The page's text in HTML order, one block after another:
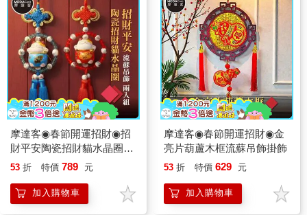
摩達客◉春節開運招財◉招
財平安陶瓷招財貓水晶圈流
蘇吊飾_兩入組
53 折 特價 789 元
加入購物車
摩達客◉春節開運招財◉金
亮片葫蘆木框流蘇吊飾掛飾
53 折 特價 629 元
加入購物車